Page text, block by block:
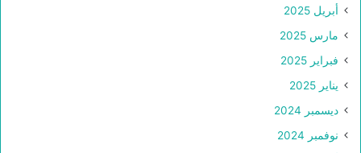
أبريل 2025
مارس 2025
فبراير 2025
يناير 2025
ديسمبر 2024
نوفمبر 2024